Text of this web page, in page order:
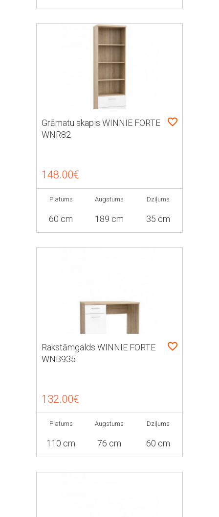
Grāmatu skapis WINNIE FORTE
WNR82
148.00€
Platums
60 cm
Augstums
189 cm
Dziļums
35 cm
Rakstāmgalds WINNIE FORTE
WNB935
132.00€
Platums
110 cm
Augstums
76 cm
Dziļums
60 cm